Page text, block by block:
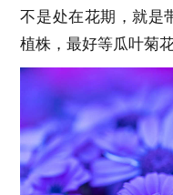
不是处在花期，就是
植株，最好等瓜叶菊